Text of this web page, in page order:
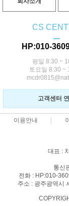
CS
ㅡ
HP:010-
평일 8:30 ~
토요일 8:30 ~
고객센터
이용안내
대표 :
통신
전화 : HP:010-
주소 : 광주광역시